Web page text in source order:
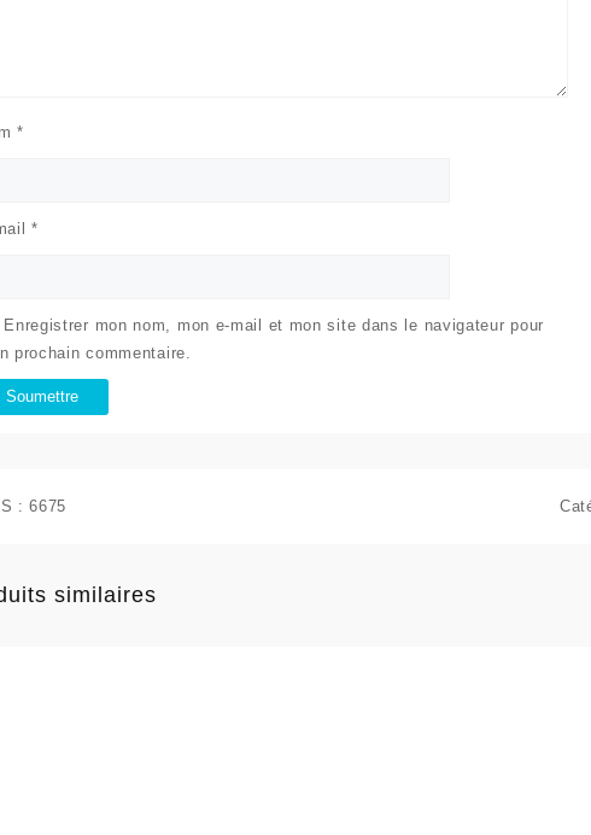
*
*
Enregistrer mon nom, mon e-mail et mon site dans le navigateur pour
prochain commentaire.
:6675
similaires